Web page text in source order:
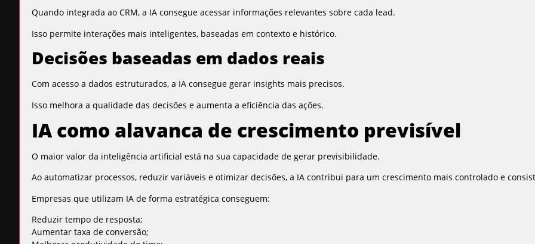
Quando integrada ao CRM, a IA consegue acessar informações relevantes sobre cada lead.
Isso permite interações mais inteligentes, baseadas em contexto e histórico.
Decisões baseadas em dados reais
Com acesso a dados estruturados, a IA consegue gerar insights mais precisos.
Isso melhora a qualidade das decisões e aumenta a eficiência das ações.
IA como alavanca de crescimento previsível
O maior valor da inteligência artificial está na sua capacidade de gerar previsibilidade.
Ao automatizar processos, reduzir variáveis e otimizar decisões, a IA contribui para um crescimento mais controlado e
Empresas que utilizam IA de forma estratégica conseguem:
Reduzir tempo de resposta;
Aumentar taxa de conversão;